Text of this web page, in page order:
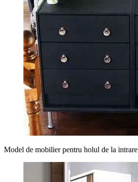
Model de mobilier pentru holul de la intrare